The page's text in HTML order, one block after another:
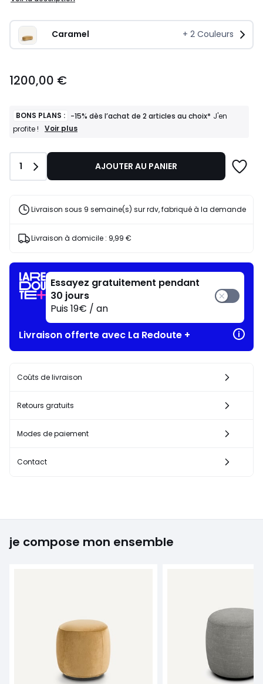
Caramel + 2 Couleurs
€.
1200,00 €
BONS PLANS : -15% dès l’achat de 2 articles au choix* J'en
profite !
BONS
-15%
l’achat
articles
J'en
Voir plus
Quantité
1 AJOUTER AU PANIER
Livraison sous 9 semaine(s) sur rdv, fabriqué à la demande
Livraison à domicile : 9,99 €
Essayez gratuitement pendant
30 jours
Puis 19€ / an
Livraison offerte avec La Redoute +
Coûts de livraison
Retours gratuits
Modes de paiement
Contact
je compose mon ensemble